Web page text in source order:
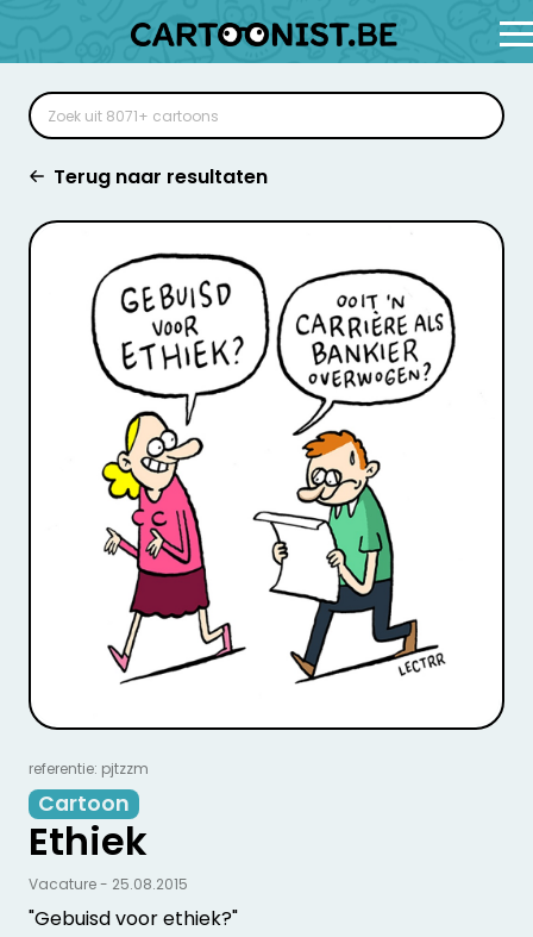
Terug naar resultaten
referentie: pjtzzm
Cartoon
Ethiek
"Gebuisd voor ethiek?"
Vacature - 25.08.2015